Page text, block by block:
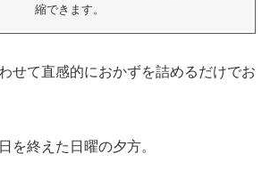
縮できます。
せて直感的におかずを詰めるだけでお
を終えた日曜の夕方。